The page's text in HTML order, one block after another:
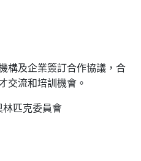
構及企業簽訂合作協議，合
交流和培訓機會。
匹克委員會